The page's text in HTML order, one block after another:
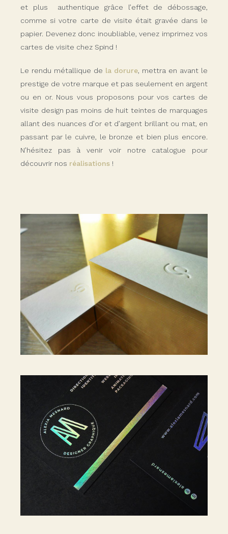
et plus
authentique grâce l’effet de débossage,
comme si votre carte de visite était gravée dans le
papier. Devenez donc inoubliable, venez imprimez vos
cartes de visite chez Spind !
Le rendu métallique de la dorure , mettra en avant le
prestige de votre marque et pas seulement en argent
ou en or. Nous vous proposons pour vos cartes de
visite design pas moins de huit teintes de marquages
allant des nuances d’or et d’argent brillant ou mat, en
passant par le cuivre, le bronze et bien plus encore.
N’hésitez pas à venir voir notre catalogue pour
découvrir nos réalisations !